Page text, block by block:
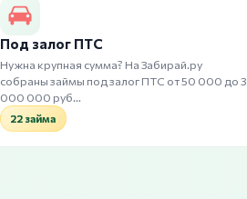
Под залог ПТС
Нужна крупная сумма? На Забирай.ру
собраны займы под залог ПТС от 50 000 до 3
000 000 руб…
22 займа